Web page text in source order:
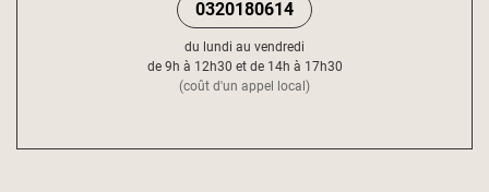
0320180614
du lundi au vendredi
de 9h à 12h30 et de 14h à 17h30
(coût d'un appel local)